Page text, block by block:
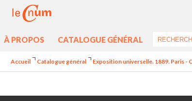
À PROPOS CATALOGUE GÉNÉRAL
Accueil Catalogue général Exposition universelle. 1889. Paris